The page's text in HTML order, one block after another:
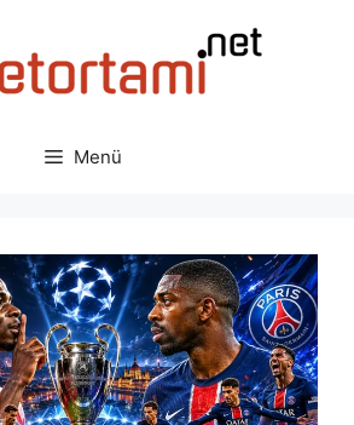
Menü